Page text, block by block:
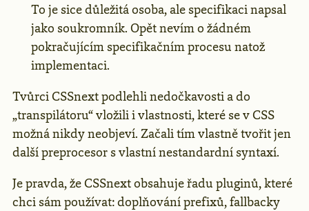
To je sice důležitá osoba, ale specifikaci napsal
jako soukromník. Opět nevím o žádném
pokračujícím specifikačním procesu natož
implementaci.
Tvůrci CSSnext podlehli nedočkavosti a do
„transpilátoru“ vložili i vlastnosti, které se v CSS
možná nikdy neobjeví. Začali tím vlastně tvořit jen
další preprocesor s vlastní nestandardní syntaxí.
Je pravda, že CSSnext obsahuje řadu pluginů, které
chci sám používat: doplňování prefixů, fallbacky